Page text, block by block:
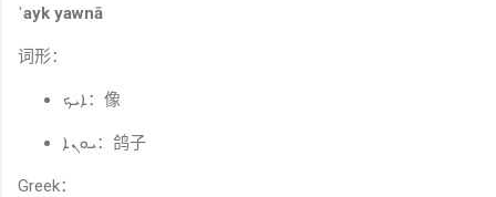
ʾayk yawnā
词形：
ܐܝܟ：像
ܝܘܢܐ：鸽子
Greek：